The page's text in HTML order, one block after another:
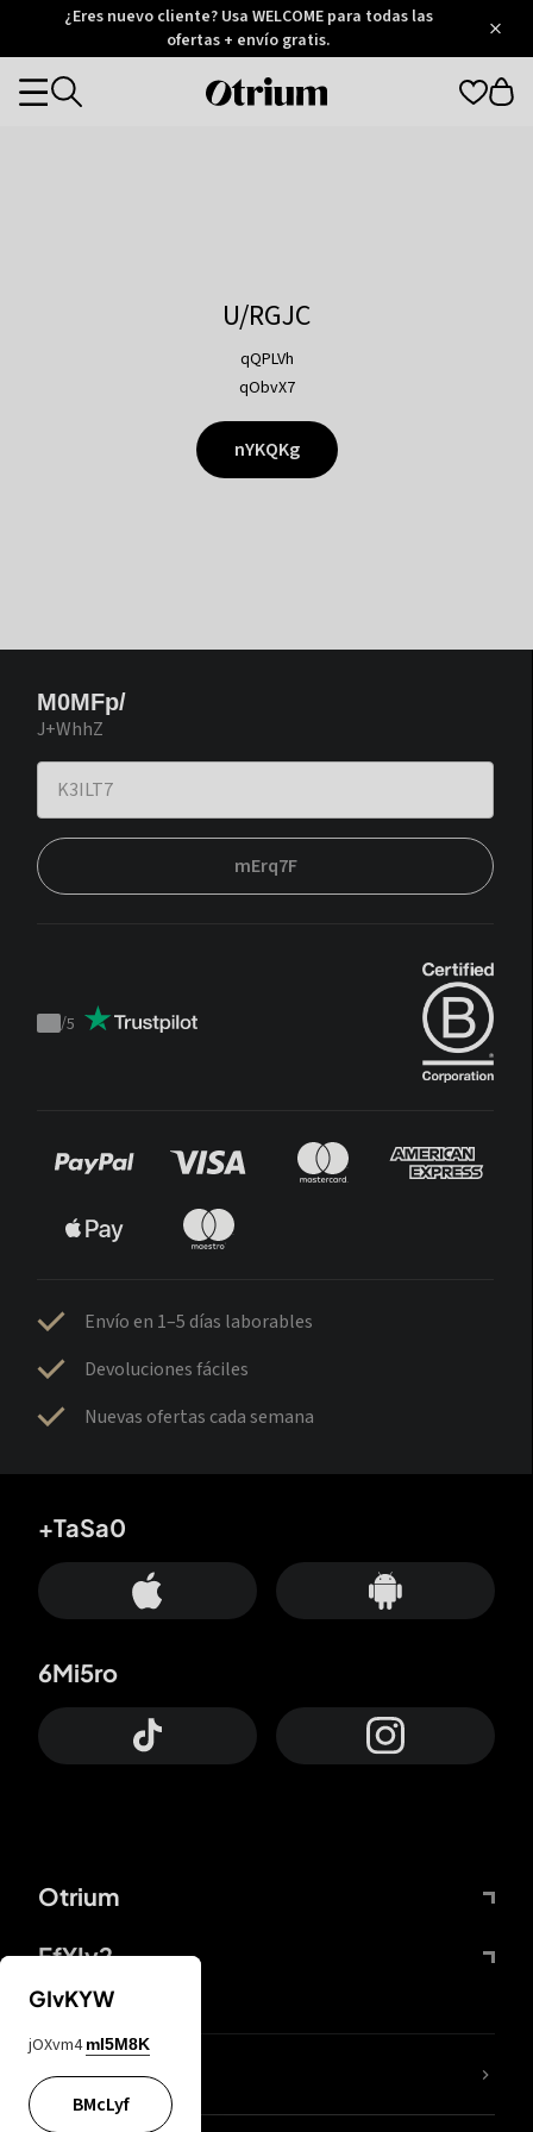
Otrium
Trustpilot
¿Eres nuevo cliente? Usa WELCOME para todas las
ofertas + envío gratis.
Otrium
Categories
U/RGJC
qQPLVh
qObvX7
nYKQKg
M0MFp/
J+WhhZ
mErq7F
Trustpilot
/5
Envío en 1–5 días laborables
Devoluciones fáciles
Nuevas ofertas cada semana
Otrium
FfYIy2
+TaSa0
6Mi5ro
65A04M
GIvKYW
jOXvm4 mI5M8K
BMcLyf